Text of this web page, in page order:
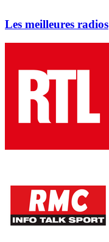
Les meilleures radios